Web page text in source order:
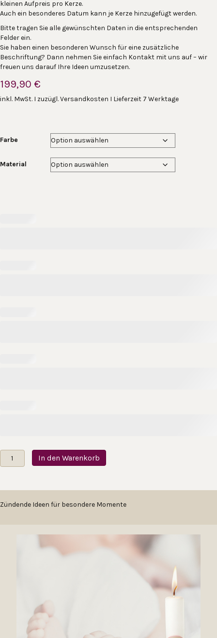
kleinen Aufpreis pro Kerze.
Auch ein besonderes Datum kann je Kerze hinzugefügt werden.
Bitte tragen Sie alle gewünschten Daten in die entsprechenden
Felder ein.
Sie haben einen besonderen Wunsch für eine zusätzliche
Beschriftung? Dann nehmen Sie einfach Kontakt mit uns auf – wir
freuen uns darauf Ihre Ideen umzusetzen.
199,90 €
inkl. MwSt. I zuzügl. Versandkosten I Lieferzeit 7 Werktage
Farbe
Material
Taufkerzenset
Vintage
Blumen
Menge
In den Warenkorb
Zündende Ideen für besondere Momente